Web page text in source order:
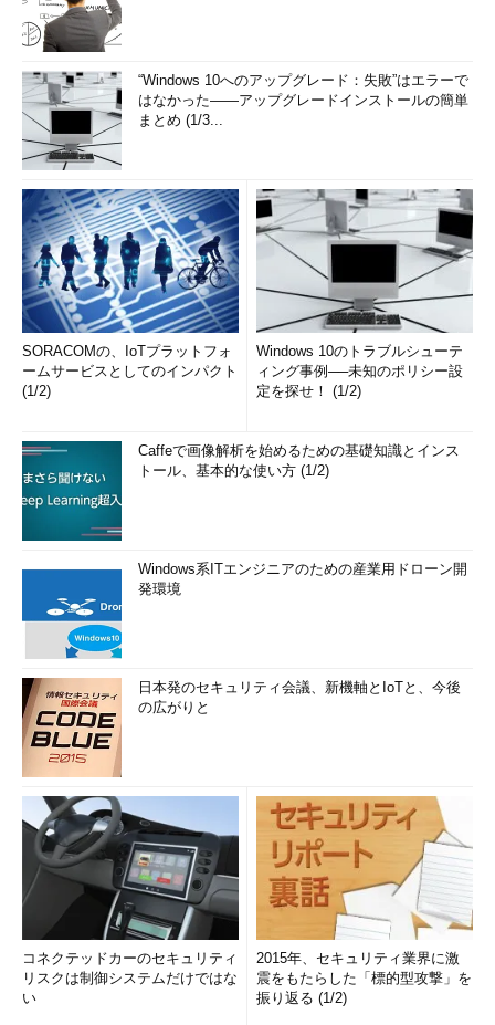
MIBによるネットワーク機器の監視項目には、回線利用率／エ
ラー数／CPU／バッファなどさまざまなものがあります。監視対
設計の際には機器がサポートするMIB情報を調査する必要があり
ます。例として、筆者がCiscoルーターを監視する際にひな型と
する監視項目一覧を挙げます。
項目
単
位
MIB 備考
CPU使用率 ％ avgBusy5
過去5分の平均使用率
空きメモリ
byte freeMem
回線使用率
%
受信 ifInOctets * 800 /
ifSpeed
送信 ifOutOctets * 800
/ ifSpeed
監視間隔の平均値
全二重の回線では受信と送信を分
けて監視する
エラーパケ
全二重の回線では受信と送信を分
表3 監視項目一覧の例
2.応答時間について
昨今ではアプリケーションの利用者がインターネットへも広が
り、利用者の満足度がビジネスへ影響を与えることも多くなって
います。このような状況において、性能項目として、利用者の視
点から見た応答時間の重要性が増しています。一方、応答時間を
MIBで提供しているデバイスは少ないため、この課題に対して
て、システム管理ツールの各ベンダは製品機能として、それぞれ
工夫を凝らした応答時間の監視方法を提供しています。このう
ち、ネットワークレベルにおける応答時間の監視方法としては、
サービス稼働監視と同様の手法で、ICMPやアプリケーションの
レベルで応答時間監視を行うことができます。
図5 性能監視と応答時間監視の概念
“Windows 10へのアップグレード：失敗”はエラーで
はなかった――アップグレードインストールの簡単
まとめ (1/3...
SORACOMの、IoTプラットフォ
ームサービスとしてのインパクト
(1/2)
Windows 10のトラブルシューテ
ィング事例──未知のポリシー設
定を探せ！ (1/2)
Caffeで画像解析を始めるための基礎知識とインス
トール、基本的な使い方 (1/2)
Windows系ITエンジニアのための産業用ドローン開
発環境
日本発のセキュリティ会議、新機軸とIoTと、今後
の広がりと
コネクテッドカーのセキュリティ
リスクは制御システムだけではな
い
2015年、セキュリティ業界に激
震をもたらした「標的型攻撃」を
振り返る (1/2)